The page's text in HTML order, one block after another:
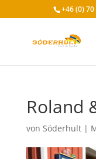
+46 (0)
Roland
von Söderhult|